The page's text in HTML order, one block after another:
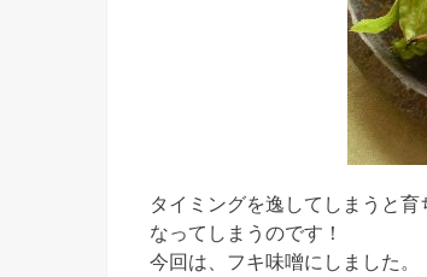
タイミングを逸してしまうと
なってしまうのです！
今回は、フキ味噌にしました。